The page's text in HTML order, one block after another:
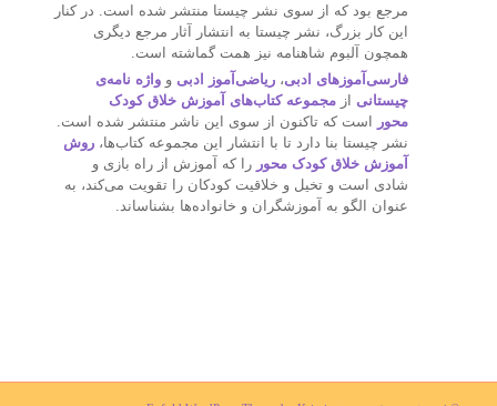
مرجع بود که از سوی نشر چیستا منتشر شده است. در کنار
این کار بزرگ، نشر چیستا به انتشار آثار مرجع دیگری
همچون آلبوم شاهنامه نیز همت گماشته است.
فارسی‌آموزهای ادبی، ریاضی‌آموز ادبی و واژه نامه‌ی
چیستانی از مجموعه کتاب‌های آموزش خلاق کودک
محور
است که تاکنون از سوی این ناشر منتشر شده است.
نشر چیستا بنا دارد تا با انتشار این مجموعه کتاب‌ها، روش
آموزش خلاق کودک محور را که آموزش از راه بازی و
شادی است و تخیل و خلاقیت کودکان را تقویت می‌‌کند، به
عنوان الگو به آموزشگران و خانواده‌ها بشناساند.